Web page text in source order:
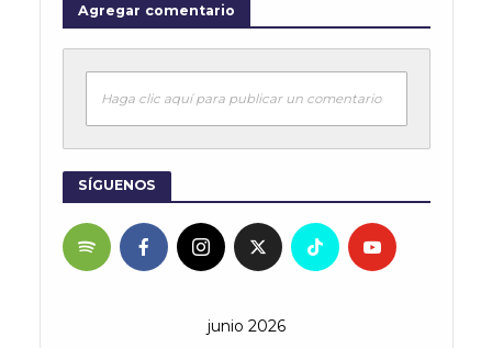
Agregar comentario
Haga clic aquí para publicar un comentario
SÍGUENOS
junio 2026